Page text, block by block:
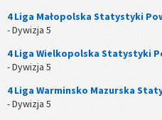
4 Liga Małopolska Statystyki
- Dywizja 5
4 Liga Wielkopolska Statystyki
- Dywizja 5
4 Liga Warminsko Mazurska
- Dywizja 5